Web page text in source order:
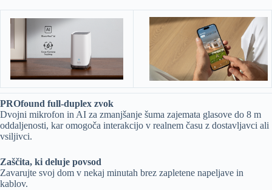
PROfound full-duplex zvok
Dvojni mikrofon in AI za zmanjšanje šuma zajemata glasove do 8 m
oddaljenosti, kar omogoča interakcijo v realnem času z dostavljavci ali
vsiljivci.
Zaščita, ki deluje povsod
Zavarujte svoj dom v nekaj minutah brez zapletene napeljave in
kablov.